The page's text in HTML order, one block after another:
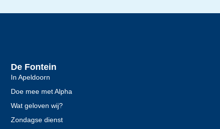
De Fontein
In Apeldoorn
Doe mee met Alpha
Wat geloven wij?
Zondagse dienst